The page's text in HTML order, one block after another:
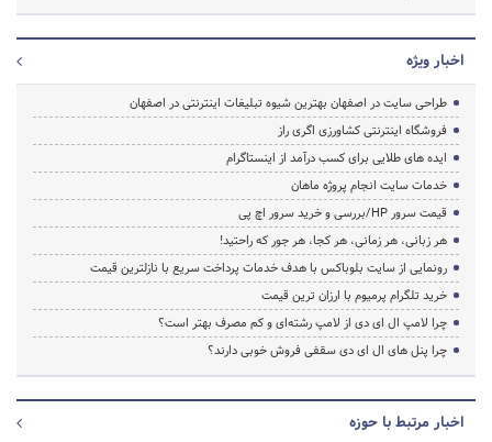
اخبار ویژه
طراحی سایت در اصفهان بهترین شیوه تبلیغات اینترنتی در اصفهان
فروشگاه اینترنتی کشاورزی اگری راز
ایده های طلایی برای کسب درآمد از اینستاگرام
خدمات سایت انجام پروژه ماهان
قیمت سرور HP/بررسی و خرید سرور اچ پی
هر زبانی، هر زمانی، هر کجا، هر جور که راحتید!
رونمایی از سایت بلوباکس با هدف خدمات پرداخت سریع با نازلترین قیمت
خرید تلگرام پرمیوم با ارزان ترین قیمت
چرا لامپ ال ای دی از لامپ رشته‌ای و کم مصرف بهتر است؟
چرا پنل های ال ای دی سقفی فروش خوبی دارند؟
اخبار مرتبط با حوزه